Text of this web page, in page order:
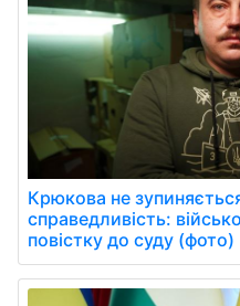
Крюкова не
справедливість:
повістку до суду (фото)